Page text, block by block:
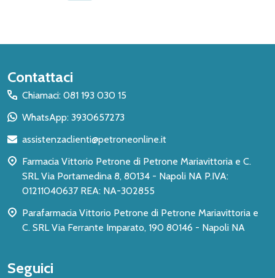
Inizio
del
piè
pagina
Contattaci
Chiamaci: 081 193 030 15
WhatsApp: 3930657273
assistenzaclienti@petroneonline.it
Farmacia Vittorio Petrone di Petrone Mariavittoria e C.
SRL Via Portamedina 8, 80134 - Napoli NA P.IVA:
01211040637 REA: NA-302855
Parafarmacia Vittorio Petrone di Petrone Mariavittoria e
C. SRL Via Ferrante Imparato, 190 80146 - Napoli NA
Seguici